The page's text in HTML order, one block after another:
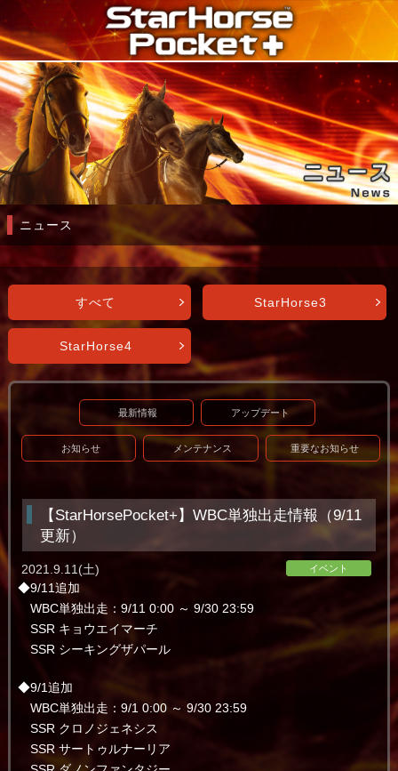
ニュース
すべて StarHorse3
StarHorse4
最新情報 アップデート
お知らせ メンテナンス 重要なお知らせ
【StarHorsePocket+】WBC単独出走情報（9/11
更新）
イベント
2021.9.11(土)
◆9/11追加
WBC単独出走：9/11 0:00 ～ 9/30 23:59
SSR キョウエイマーチ
SSR シーキングザパール
◆9/1追加
WBC単独出走：9/1 0:00 ～ 9/30 23:59
SSR クロノジェネシス
SSR サートゥルナーリア